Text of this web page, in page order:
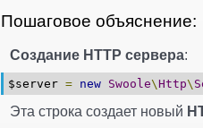
Пошаговое объяснение:
Создание HTTP сервера:
$server = new Swoole\Http\
Эта строка создает новый